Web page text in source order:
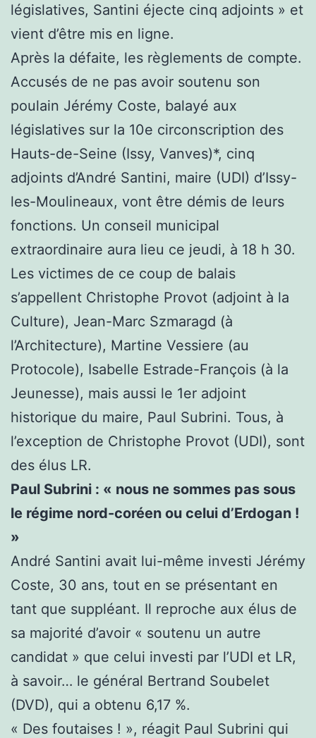
législatives, Santini éjecte cinq adjoints » et
vient d’être mis en ligne.
Après la défaite, les règlements de compte.
Accusés de ne pas avoir soutenu son
poulain Jérémy Coste, balayé aux
législatives sur la 10e circonscription des
Hauts-de-Seine (Issy, Vanves)*, cinq
adjoints d’André Santini, maire (UDI) d’Issy-
les-Moulineaux, vont être démis de leurs
fonctions. Un conseil municipal
extraordinaire aura lieu ce jeudi, à 18 h 30.
Les victimes de ce coup de balais
s’appellent Christophe Provot (adjoint à la
Culture), Jean-Marc Szmaragd (à
l’Architecture), Martine Vessiere (au
Protocole), Isabelle Estrade-François (à la
Jeunesse), mais aussi le 1er adjoint
historique du maire, Paul Subrini. Tous, à
l’exception de Christophe Provot (UDI), sont
des élus LR.
Paul Subrini : « nous ne sommes pas sous
le régime nord-coréen ou celui d’Erdogan !
»
André Santini avait lui-même investi Jérémy
Coste, 30 ans, tout en se présentant en
tant que suppléant. Il reproche aux élus de
sa majorité d’avoir « soutenu un autre
candidat » que celui investi par l’UDI et LR,
à savoir… le général Bertrand Soubelet
(DVD), qui a obtenu 6,17 %.
« Des foutaises ! », réagit Paul Subrini qui